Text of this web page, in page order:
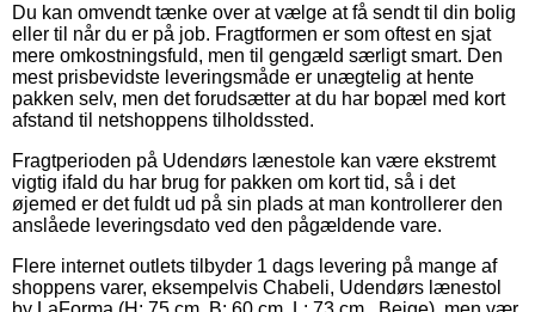
Du kan omvendt tænke over at vælge at få sendt til din bolig
eller til når du er på job. Fragtformen er som oftest en sjat
mere omkostningsfuld, men til gengæld særligt smart. Den
mest prisbevidste leveringsmåde er unægtelig at hente
pakken selv, men det forudsætter at du har bopæl med kort
afstand til netshoppens tilholdssted.
Fragtperioden på Udendørs lænestole kan være ekstremt
vigtig ifald du har brug for pakken om kort tid, så i det
øjemed er det fuldt ud på sin plads at man kontrollerer den
anslåede leveringsdato ved den pågældende vare.
Flere internet outlets tilbyder 1 dags levering på mange af
shoppens varer, eksempelvis Chabeli, Udendørs lænestol